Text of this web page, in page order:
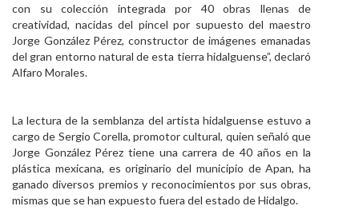
con su colección integrada por 40 obras llenas de
creatividad, nacidas del pincel por supuesto del maestro
Jorge González Pérez, constructor de imágenes emanadas
del gran entorno natural de esta tierra hidalguense”, declaró
Alfaro Morales.
La lectura de la semblanza del artista hidalguense estuvo a
cargo de Sergio Corella, promotor cultural, quien señaló que
Jorge González Pérez tiene una carrera de 40 años en la
plástica mexicana, es originario del municipio de Apan, ha
ganado diversos premios y reconocimientos por sus obras,
mismas que se han expuesto fuera del estado de Hidalgo.